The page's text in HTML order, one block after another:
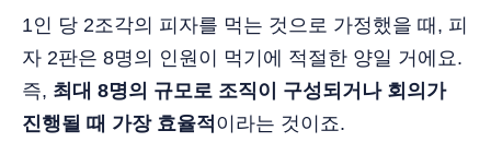
1인 당 2조각의 피자를 먹는 것으로 가정했을 때, 피
자 2판은 8명의 인원이 먹기에 적절한 양일 거에요.
즉, 최대 8명의 규모로 조직이 구성되거나 회의가
진행될 때 가장 효율적 이라는 것이죠.